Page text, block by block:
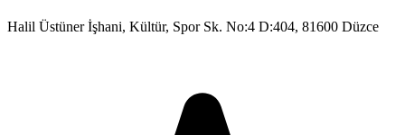
Halil Üstüner İşhani, Kültür, Spor Sk. No:4 D:404, 81600 Düzce